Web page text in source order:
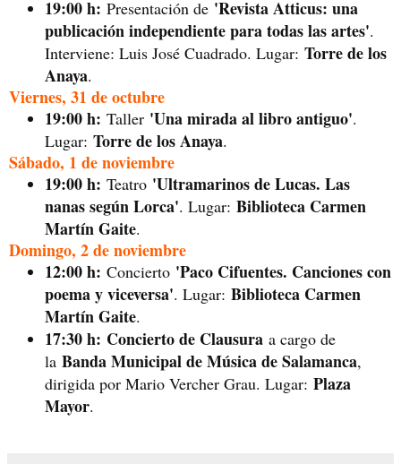
19:00 h: Presentación de 'Revista Atticus: una
publicación independiente para todas las artes'.
Interviene: Luis José Cuadrado. Lugar: Torre de los
Anaya.
Viernes, 31 de octubre
19:00 h: Taller 'Una mirada al libro antiguo'.
Lugar: Torre de los Anaya.
Sábado, 1 de noviembre
19:00 h: Teatro 'Ultramarinos de Lucas. Las
nanas según Lorca'. Lugar: Biblioteca Carmen
Martín Gaite.
Domingo, 2 de noviembre
12:00 h: Concierto 'Paco Cifuentes. Canciones con
poema y viceversa'. Lugar: Biblioteca Carmen
Martín Gaite.
17:30 h: Concierto de Clausura a cargo de
la Banda Municipal de Música de Salamanca,
dirigida por Mario Vercher Grau. Lugar: Plaza
Mayor.